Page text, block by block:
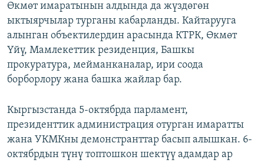
Өкмөт имаратынын алдында да жүздөгөн
ыктыярчылар турганы кабарланды. Кайтарууга
алынган объектилердин арасында КТРК, Өкмөт
Үйү, Мамлекеттик резиденция, Башкы
прокуратура, мейманканалар, ири соода
борборлору жана башка жайлар бар.
Кыргызстанда 5-октябрда парламент,
президенттик администрация отурган имаратты
жана УКМКны демонстранттар басып алышкан. 6-
октябрдын түнү топтошкон шектүү адамдар ар